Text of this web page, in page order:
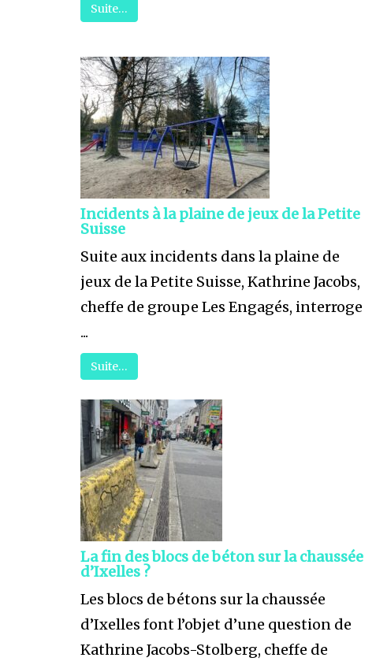
Suite…
Incidents à la plaine de jeux de la Petite
Suisse
Suite aux incidents dans la plaine de
jeux de la Petite Suisse, Kathrine Jacobs,
cheffe de groupe Les Engagés, interroge
...
Suite…
La fin des blocs de béton sur la chaussée
d’Ixelles ?
Les blocs de bétons sur la chaussée
d’Ixelles font l’objet d’une question de
Kathrine Jacobs-Stolberg, cheffe de